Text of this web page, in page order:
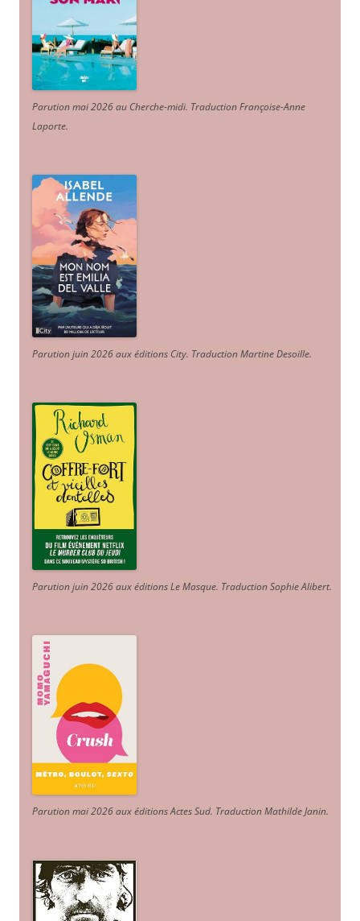
Parution mai 2026 au Cherche-midi. Traduction Françoise-Anne
Laporte.
Parution juin 2026 aux éditions City. Traduction Martine Desoille.
Parution juin 2026 aux éditions Le Masque. Traduction Sophie Alibert.
Parution mai 2026 aux éditions Actes Sud. Traduction Mathilde Janin.